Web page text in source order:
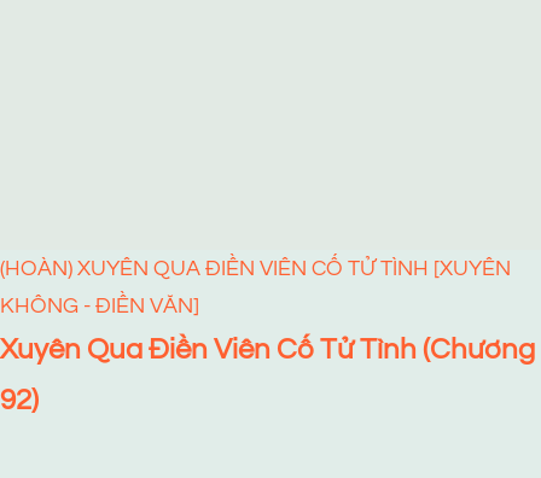
(HOÀN) XUYÊN QUA ĐIỀN VIÊN CỐ TỬ TÌNH [XUYÊN
KHÔNG - ĐIỀN VĂN]
Xuyên Qua Điền Viên Cố Tử Tình (Chương
92)